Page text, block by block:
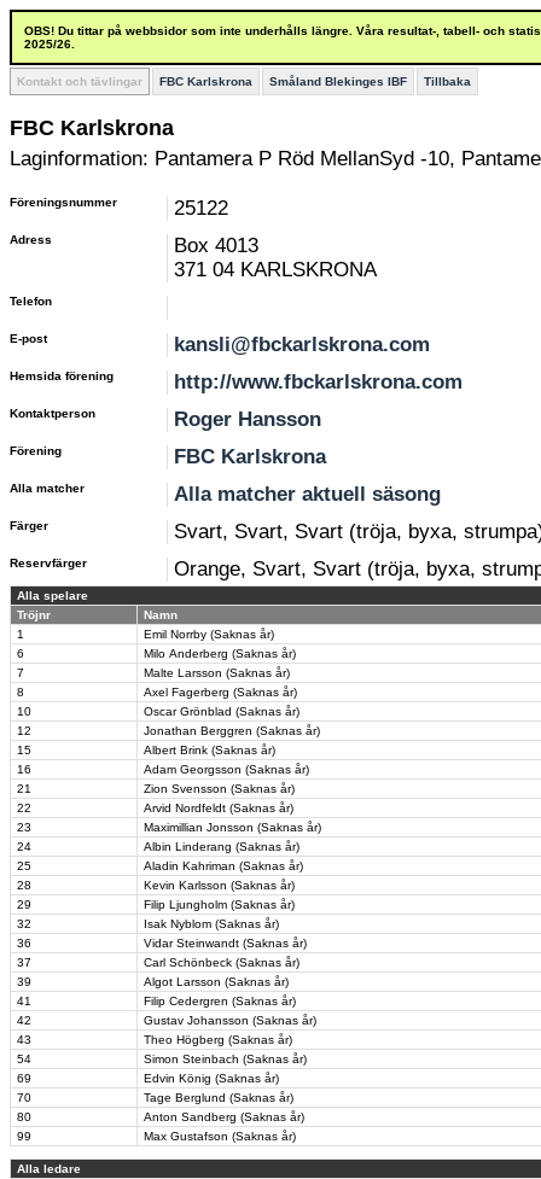
OBS! Du tittar på webbsidor som inte underhålls längre. Våra resultat-, tabell- och
2025/26.
Kontakt och tävlingar FBC Karlskrona Småland Blekinges IBF Tillbaka
FBC Karlskrona
Laginformation: Pantamera P Röd MellanSyd -10,
Föreningsnummer 25122
Adress
Box 4013
371 04 KARLSKRONA
Telefon
E-post kansli@fbckarlskrona.com
Hemsida förening http://www.fbckarlskrona.com
Kontaktperson Roger Hansson
Förening FBC Karlskrona
Alla matcher Alla matcher aktuell säsong
Färger Svart, Svart, Svart (tröja, byxa,
Reservfärger Orange, Svart, Svart (tröja, byxa,
Alla spelare
Tröjnr
Namn
1
Emil Norrby (Saknas år)
6
Milo Anderberg (Saknas år)
7
Malte Larsson (Saknas år)
8
Axel Fagerberg (Saknas år)
10
Oscar Grönblad (Saknas år)
12
Jonathan Berggren (Saknas år)
15
Albert Brink (Saknas år)
16
Adam Georgsson (Saknas år)
21
Zion Svensson (Saknas år)
22
Arvid Nordfeldt (Saknas år)
23
Maximillian Jonsson (Saknas år)
24
Albin Linderang (Saknas år)
25
Aladin Kahriman (Saknas år)
28
Kevin Karlsson (Saknas år)
29
Filip Ljungholm (Saknas år)
32
Isak Nyblom (Saknas år)
36
Vidar Steinwandt (Saknas år)
37
Carl Schönbeck (Saknas år)
39
Algot Larsson (Saknas år)
41
Filip Cedergren (Saknas år)
42
Gustav Johansson (Saknas år)
43
Theo Högberg (Saknas år)
54
Simon Steinbach (Saknas år)
69
Edvin König (Saknas år)
70
Tage Berglund (Saknas år)
80
Anton Sandberg (Saknas år)
99
Max Gustafson (Saknas år)
Alla ledare